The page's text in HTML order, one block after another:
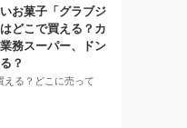
お菓子「グラブジ
どこで買える？カ
務スーパー、ドン
？
える？どこに売って